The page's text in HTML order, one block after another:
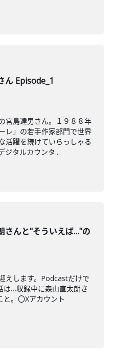
ん Episode_1
宮島達男さん。１９８８年
レ」の若手作家部門で世界
活躍を続けていらっしゃる
ジタルカウンタ...
さんと"そういえば…"の
えします。Podcastだけで
は…収録中に森山直太朗さ
と。〇Xアカウント